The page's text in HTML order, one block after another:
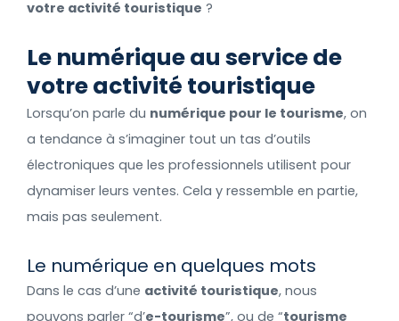
votre activité touristique ?
Le numérique au service de
votre activité touristique
Lorsqu’on parle du numérique pour le tourisme, on
a tendance à s’imaginer tout un tas d’outils
électroniques que les professionnels utilisent pour
dynamiser leurs ventes. Cela y ressemble en partie,
mais pas seulement.
Le numérique en quelques mots
Dans le cas d’une activité touristique, nous
pouvons parler “d’e-tourisme”, ou de “tourisme